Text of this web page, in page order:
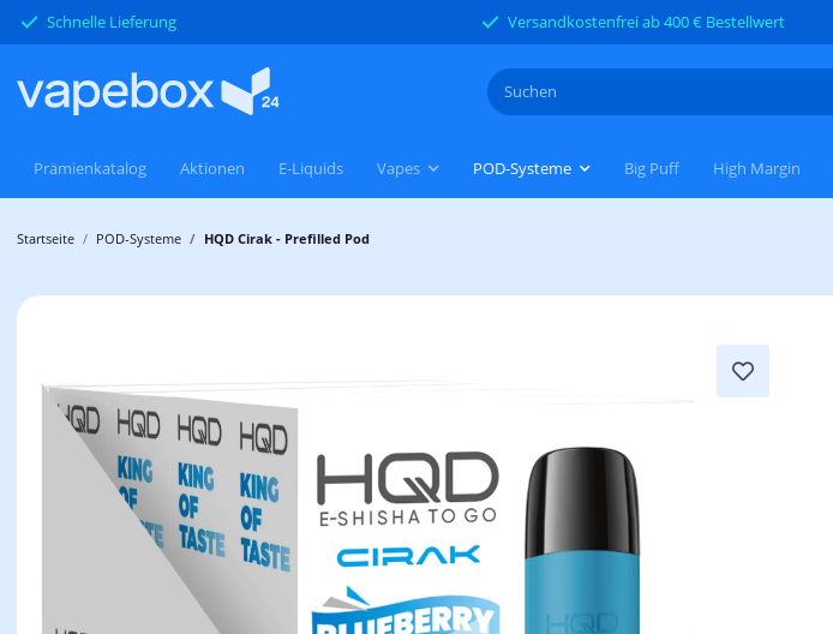
Schnelle Lieferung Versandkostenfrei ab 400 € Bestellwert
Aktionen E-Liquids Vapes POD-Systeme Big Puff High Margin
Prämienkatalog
Startseite POD-Systeme HQD Cirak - Prefilled Pod